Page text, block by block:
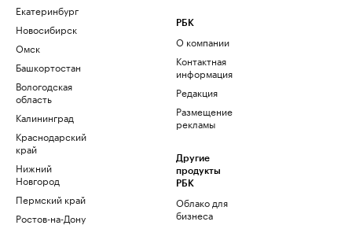
Екатеринбург
Новосибирск
Омск
Башкортостан
Вологодская
область
Калининград
Краснодарский
край
Нижний
Новгород
Пермский край
Ростов-на-Дону
РБК
О компании
Контактная
информация
Редакция
Размещение
рекламы
Другие
продукты
РБК
Облако для
бизнеса